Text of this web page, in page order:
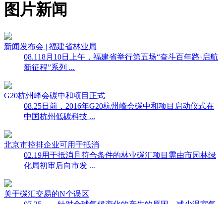
图片新闻
新闻发布会 | 福建省林业局
08.118月10日上午，福建省举行第五场“奋斗百年路·启航
新征程”系列 ...
G20杭州峰会碳中和项目正式
08.25日前，2016年G20杭州峰会碳中和项目启动仪式在
中国杭州低碳科技 ...
北京市控排企业可用于抵消
02.19用于抵消且符合条件的林业碳汇项目需由市园林绿
化局初审后向市发 ...
关于碳汇交易的N个误区